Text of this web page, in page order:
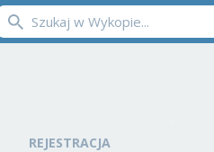
REJESTRACJA